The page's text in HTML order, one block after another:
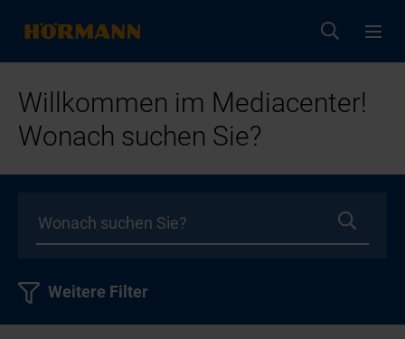
Willkommen im Mediacenter!
Wonach suchen Sie?
Weitere Filter